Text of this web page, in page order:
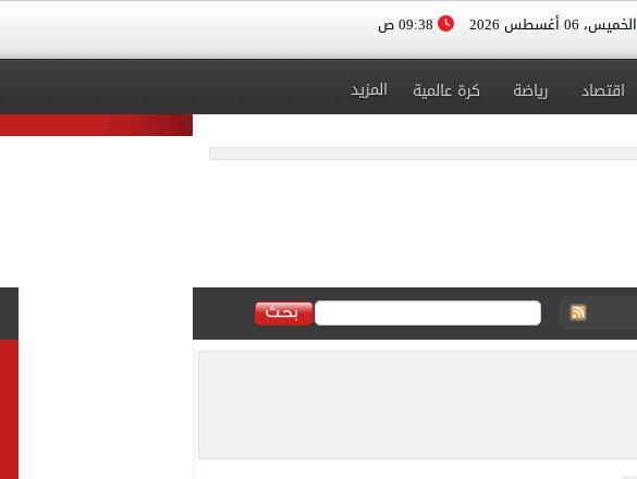
الخميس، 06 أغسطس 2026
اقتصاد رياضة كرة عالمية المزيد